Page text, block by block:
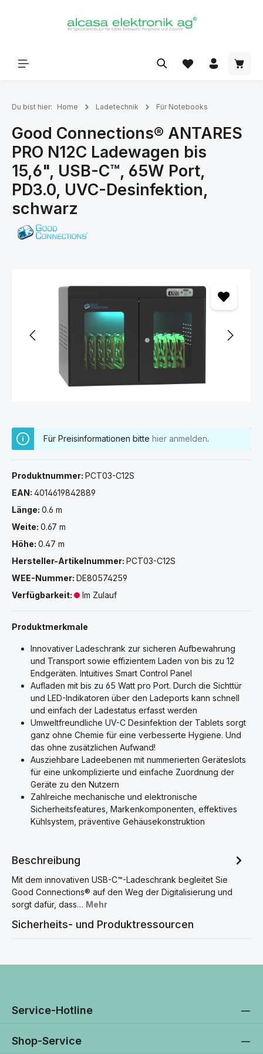
Du bist hier: Home Ladetechnik Für Notebooks
Good Connections® ANTARES
PRO N12C Ladewagen bis
15,6", USB-C™, 65W Port,
PD3.0, UVC-Desinfektion,
schwarz
Für Preisinformationen bitte hier anmelden.
Produktnummer: PCT03-C12S
EAN: 4014619842889
Länge: 0.6 m
Weite: 0.67 m
Höhe: 0.47 m
Hersteller-Artikelnummer: PCT03-C12S
WEE-Nummer: DE80574259
Verfügbarkeit:
Im Zulauf
Produktmerkmale
Innovativer Ladeschrank zur sicheren Aufbewahrung
und Transport sowie effizientem Laden von bis zu 12
Endgeräten. Intuitives Smart Control Panel
Aufladen mit bis zu 65 Watt pro Port. Durch die Sichttür
und LED-Indikatoren über den Ladeports kann schnell
und einfach der Ladestatus erfasst werden
Umweltfreundliche UV-C Desinfektion der Tablets sorgt
ganz ohne Chemie für eine verbesserte Hygiene. Und
das ohne zusätzlichen Aufwand!
Ausziehbare Ladeebenen mit nummerierten Geräteslots
für eine unkomplizierte und einfache Zuordnung der
Geräte zu den Nutzern
Zahlreiche mechanische und elektronische
Sicherheitsfeatures, Markenkomponenten, effektives
Kühlsystem, präventive Gehäusekonstruktion
Beschreibung
Mit dem innovativen USB-C™-Ladeschrank begleitet Sie
Good Connections® auf den Weg der Digitalisierung und
sorgt dafür, dass… Mehr
Sicherheits- und Produktressourcen
Service-Hotline
Shop-Service